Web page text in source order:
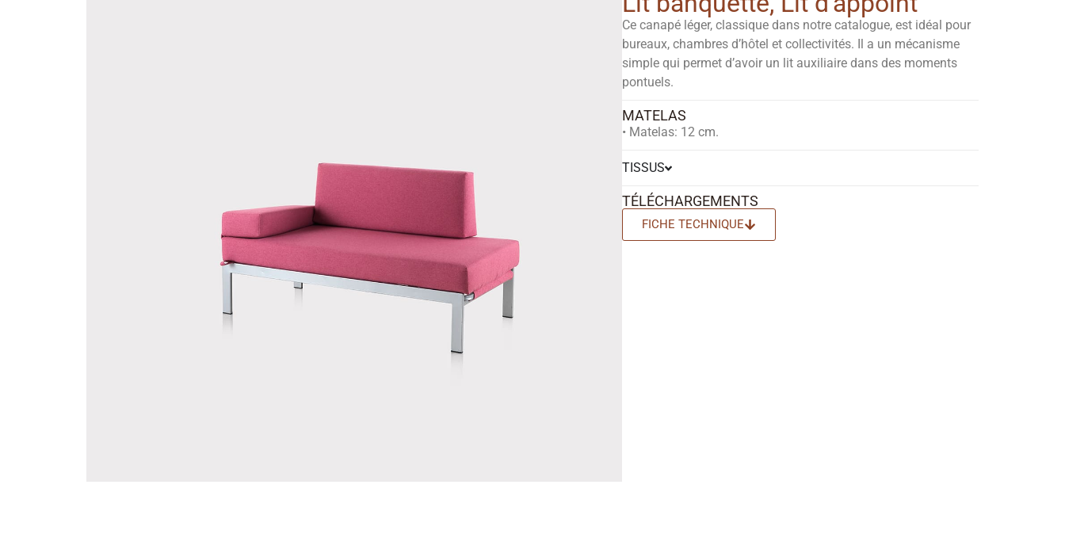
Ce canapé léger, classique dans notre catalogue, est idéal pour
bureaux, chambres d’hôtel et collectivités. Il a un mécanisme
simple qui permet d’avoir un lit auxiliaire dans des moments
pontuels.
MATELAS
• Matelas: 12 cm.
TISSUS
TÉLÉCHARGEMENTS
FICHE TECHNIQUE